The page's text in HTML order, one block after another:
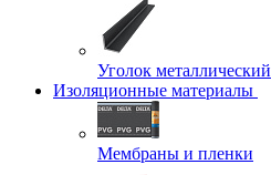
Уголок металлический
Изоляционные материалы
Мембраны и пленки